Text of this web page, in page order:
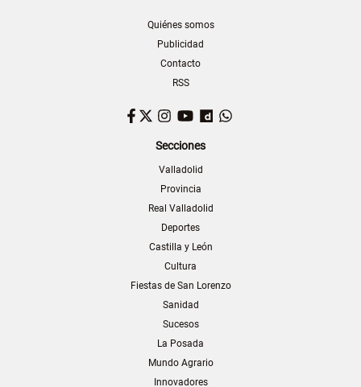
Quiénes somos
Publicidad
Contacto
RSS
Facebook
TwitterInstagram
YouTubeDailymotion
Secciones
Valladolid
Provincia
Real Valladolid
Deportes
Castilla y León
Cultura
Fiestas de San Lorenzo
Sanidad
Sucesos
La Posada
Mundo Agrario
Innovadores